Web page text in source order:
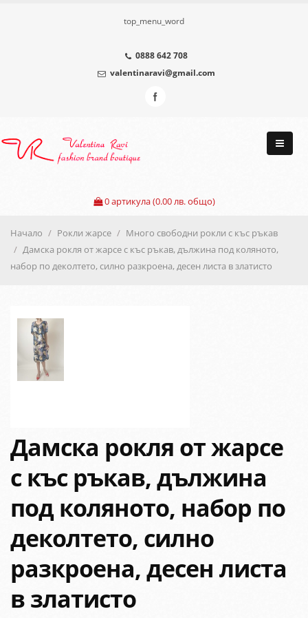
top_menu_word
0888 642 708
valentinaravi@gmail.com
0артикула (0.00 лв. общо)
Начало Рокли жарсе
Много свободни рокли с къс ръкав
Дамска рокля от жарсе с къс ръкав, дължина под коляното,
набор по деколтето, силно разкроена, десен листа в златисто
Дамска рокля от жарсе
с къс ръкав, дължина
под коляното, набор по
деколтето, силно
разкроена, десен листа
в златисто